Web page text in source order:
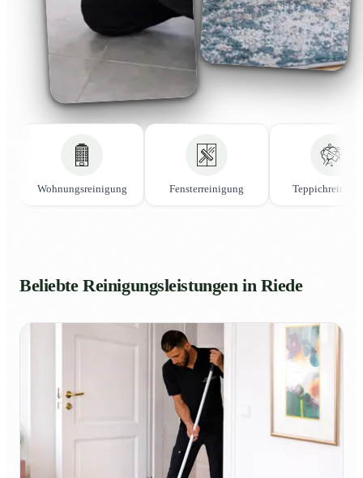
Wohnungsreinigung Fensterreinigung
Beliebte Reinigungsleistungen in Riede